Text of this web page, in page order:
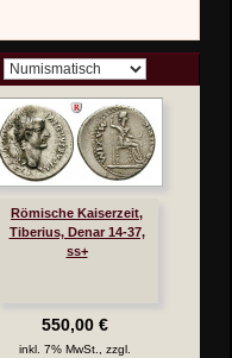
Römische Kaiserzeit,
Tiberius, Denar 14-37,
ss+
550,00 €
inkl. 7% MwSt., zzgl.